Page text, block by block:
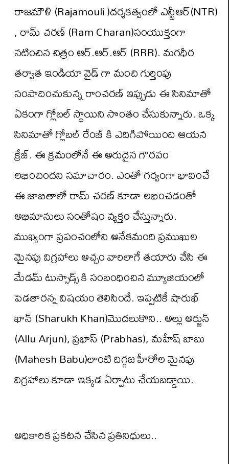
రాజమౌళి (Rajamouli )దర్శకత్వంలో ఎన్టీఆర్(NTR)
, రామ్ చరణ్ (Ram Charan)సంయుక్తంగా
నటించిన చిత్రం ఆర్.ఆర్.ఆర్ (RRR). మగధీర
తర్వాత ఇండియా వైడ్ గా మంచి గుర్తింపు
సంపాదించుకున్న రాంచరణ్ ఇప్పుడు ఈ సినిమాతో
ఏకంగా గ్లోబల్ స్థాయిని సొంతం చేసుకున్నారు. ఒక్క
సినిమాతో గ్లోబల్ రేంజ్ కి ఎదిగిపోయింది ఆయన
క్రేజ్. ఈ క్రమంలోనే ఈ అరుదైన గౌరవం
లభించిందని సమాచారం. ఎంతో గర్వంగా భావించే
ఈ జాబితాలో రామ్ చరణ్ కూడా లభించడంతో
అభిమానులు సంతోషం వ్యక్తం చేస్తున్నారు.
ముఖ్యంగా ప్రపంచంలోని అనేకమంది ప్రముఖుల
మైనపు విగ్రహాలు అచ్చం వారిలాగే తయారు చేసి ఈ
మేడమ్ టుస్సాడ్స్ కి సంబంధించిన మ్యూజియంలో
పెడతారన్న విషయం తెలిసిందే. ఇప్పటికే షారుఖ్
ఖాన్ (Sharukh Khan)మొదలుకొని.. అల్లు అర్జున్
(Allu Arjun), ప్రభాస్ (Prabhas), మహేష్ బాబు
(Mahesh Babu)లాంటి దిగ్గజ హీరోల మైనపు
విగ్రహాలు కూడా ఇక్కడ ఏర్పాటు చేయబడ్డాయి.
అధికారిక ప్రకటన చేసిన ప్రతినిధులు..